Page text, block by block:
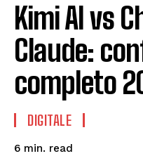
Kimi AI vs
Claude:
completo
DIGITALE
6 min. read